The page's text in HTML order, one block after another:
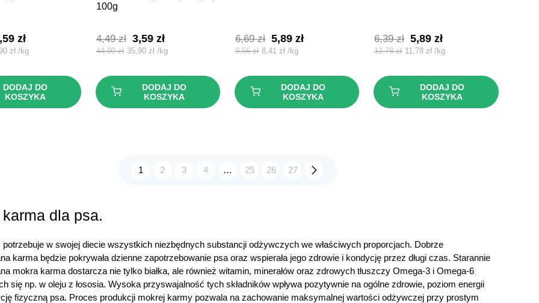
zł.
złAktualna
cena
3,59 zł.
zł /kg
DODAJ DO
KOSZYKA
100g
4,49zł Pierwotna
cena
4,49 zł.
3,59 złAktualna
cena
3,59 zł.
44,90zł 35,90 zł /kg
DODAJ DO
KOSZYKA
6,69zł Pierwotna
cena
6,69 zł.
5,89złAktualna
5,89 zł.
9,56zł 8,41 zł /kg
DODAJ DO
KOSZYKA
6,39zł Pierwotna
cena
6,39 zł.
5,89złAktualna
cena
5,89 zł.
12,78zł 11,78 zł /kg
DODAJ DO
KOSZYKA
1 2 3 4 … 25 26 27
dla psa.
potrzebuje w swojej diecie wszystkich niezbędnych substancji odżywczych we właściwych proporcjach. Dobrze
karma będzie pokrywała dzienne zapotrzebowanie psa oraz wspierała jego zdrowie i kondycję przez długi czas. Starannie
mokra karma dostarcza nie tylko białka, ale również witamin, minerałów oraz zdrowych tłuszczy Omega-3 i Omega-6
się np. w oleju z łososia. Wysoka przyswajalność tych składników wpływa pozytywnie na ogólne zdrowie, poziom energii
fizyczną psa. Proces produkcji mokrej karmy pozwala na zachowanie maksymalnej wartości odżywczej przy prostym